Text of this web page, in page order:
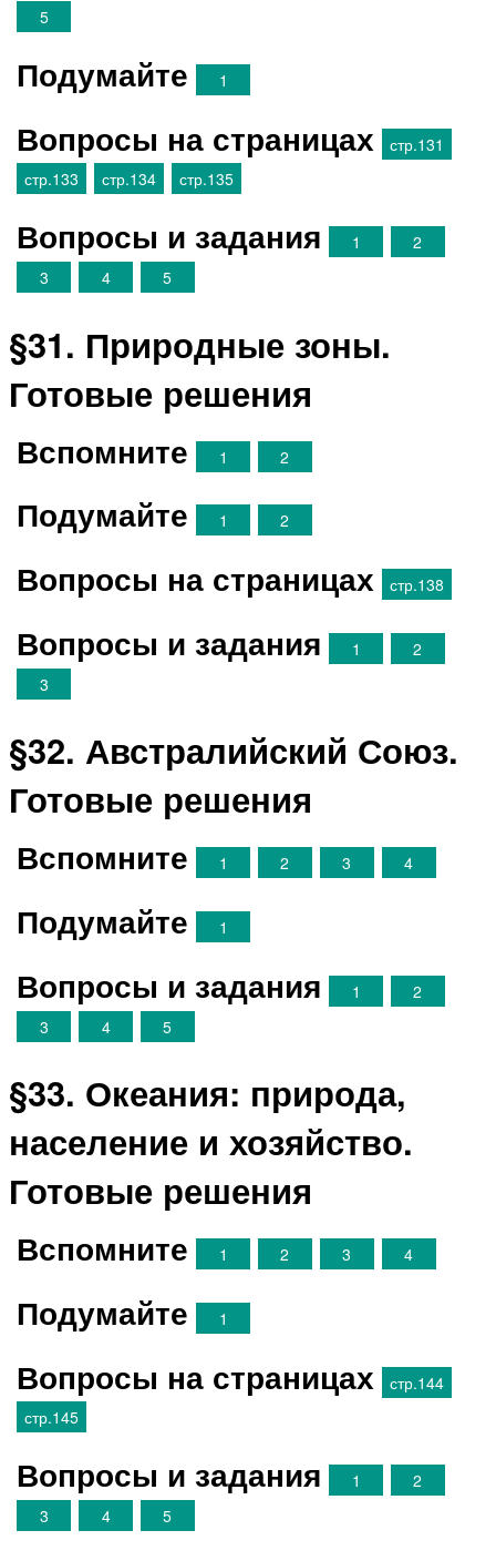
5
Подумайте 1
Вопросы на страницах
стр.131
стр.133
стр.134 стр.135
Вопросы и задания 1
2
3
4 5
§31. Природные зоны.
Готовые решения
Вспомните 1 2
Подумайте 1 2
Вопросы на страницах стр.138
Вопросы и задания 1
2
3
§32. Австралийский Союз.
Готовые решения
Вспомните 1 2 3 4
Подумайте 1
Вопросы и задания 1
2
3
4 5
§33. Океания: природа,
население и хозяйство.
Готовые решения
Вспомните 1 2 3 4
Подумайте 1
Вопросы на страницах
стр.144
стр.145
Вопросы и задания 1
2
3
4 5